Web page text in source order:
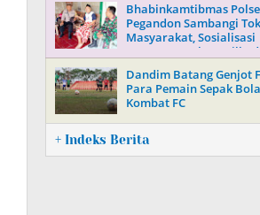
Bhabinkamtibmas
Pegandon Sambangi
Masyarakat, Sosialisasi
Keamanan Jelang
Dandim Batang Genjot
Para Pemain Sepak Bola
Kombat FC
+ Indeks Berita